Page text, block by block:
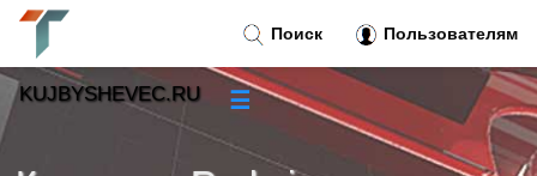
Поиск Пользователям
KUJBYSHEVEC.RU ☰
»